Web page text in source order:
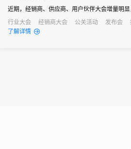
近期，经销商、供应商、用户伙伴大会增量明
议签到，从产品展示到会议活动，31会议助力活
行业大会 经销商大会 公关活动 发布会
了解详情